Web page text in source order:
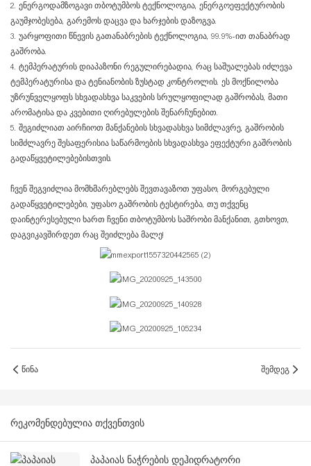
2. ენერგოდამზოგავი თბოტუმბოს ტექნოლოგია, ენერგოეფექტურობის
გაუმჯობესება, გარემოს დაცვა და ხარჯების დაზოგვა.
3. უარყოფითი წნევის გათანაბრების ტექნოლოგია, 99.9%-ით თანაბრად
გაშრობა.
4. ტემპერატურის დიაპაზონი რეგულირებადია, რაც საშუალებას იძლევა
ტემპერატურისა და ტენიანობის ზუსტად კონტროლის. ეს მოქნილობა
უზრუნველყოფს სხვადასხვა საკვების სრულყოფილად გაშრობას, მათი
არომატისა და კვებითი ღირებულების შენარჩუნებით.
5. შეგიძლიათ აირჩიოთ მანქანების სხვადასხვა სიმძლავრე, გაშრობის
სიმძლავრე შესაფერისია საწარმოების სხვადასხვა ეფექტური გაშრობის
გადაწყვეტილებებისთვის.
ჩვენ შეგვიძლია მომხმარებლებს შევთავაზოთ უფასო, მორგებული
გადაწყვეტილებები, უფასო გაშრობის ტესტირება, თუ თქვენც
დაინტერესებული ხართ ჩვენი თბოტუმბოს საშრობი მანქანით, გთხოვთ,
დაგვიკავშირდეთ რაც შეიძლება მალე!
Წინა Შემდეგ
Რეკომენდებულია Თქვენთვის
პაპაიას ნაჭრების დეჰიდრატორი